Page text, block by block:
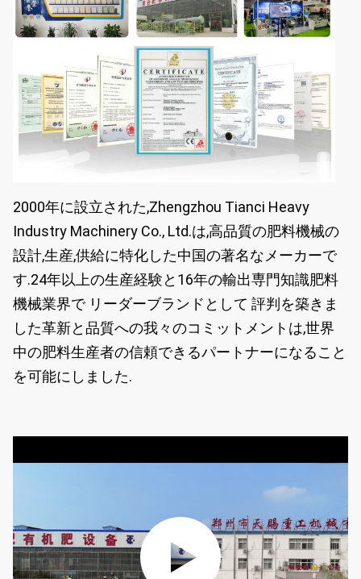
2000年に設立された,Zhengzhou Tianci Heavy
Industry Machinery Co., Ltd.は,高品質の肥料機械の
設計,生産,供給に特化した中国の著名なメーカーで
す.24年以上の生産経験と16年の輸出専門知識肥料
機械業界で リーダーブランドとして 評判を築きま
した革新と品質への我々のコミットメントは,世界
中の肥料生産者の信頼できるパートナーになること
を可能にしました.